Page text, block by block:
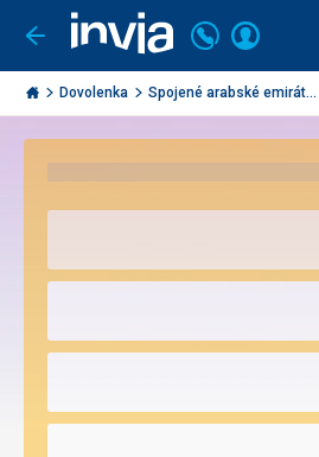
Ísť
späť
Invia.sk
Volajte
+421
2
3221
0491
Prihlásiť
Dovolenka Spojené arabské emirát...